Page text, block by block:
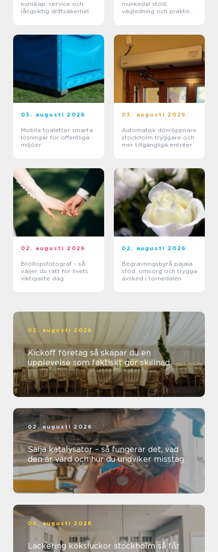
kunskap, service och
långsiktig driftsäkerhet
munkedal stöd,
vägledning och praktisk
03. augusti 2026
Mobila toaletter smarta
lösningar för offentliga
miljöer
03. augusti 2026
Automatisk dörröppnare
stockholm tryggare och
mer tillgängliga entréer
02. augusti 2026
Bröllopsfotograf – så
väljer du rätt för livets
viktigaste dag
02. augusti 2026
Begravningsbyrå pajala
stöd, omsorg och trygga
avsked i tornedalen
02. augusti 2026
Kickoff företag så skapar du en
upplevelse som faktiskt gör skillnad
02. augusti 2026
Sälja katalysator – så fungerar det, vad
den är värd och hur du undviker misstag
02. augusti 2026
Lackering köksluckor stockholm så får